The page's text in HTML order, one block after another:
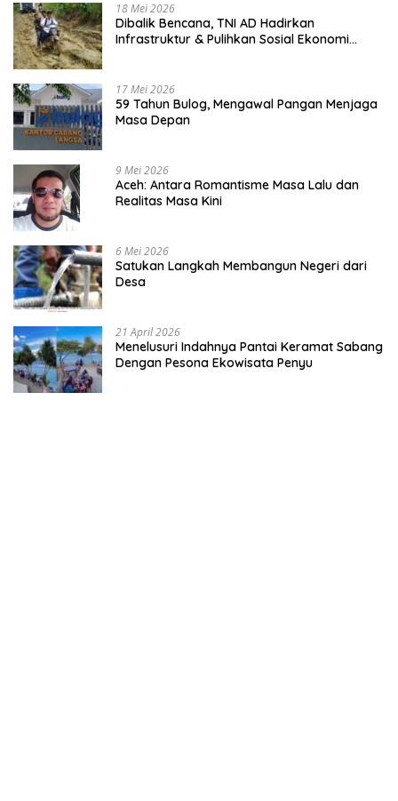
18 Mei 2026
Dibalik Bencana, TNI AD Hadirkan
Infrastruktur & Pulihkan Sosial Ekonomi
17 Mei 2026
59 Tahun Bulog, Mengawal Pangan Menjaga
Masa Depan
9 Mei 2026
Aceh: Antara Romantisme Masa Lalu dan
Realitas Masa Kini
6 Mei 2026
Satukan Langkah Membangun Negeri dari
Desa
21 April 2026
Menelusuri Indahnya Pantai Keramat Sabang
Dengan Pesona Ekowisata Penyu